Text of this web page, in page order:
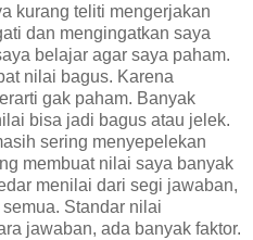
kurang teliti mengerjakan
dan mengingatkan saya
belajar agar saya paham.
nilai bagus. Karena
gak paham. Banyak
bisa jadi bagus atau jelek.
sering menyepelekan
membuat nilai saya banyak
menilai dari segi jawaban,
Standar nilai
jawaban, ada banyak faktor.